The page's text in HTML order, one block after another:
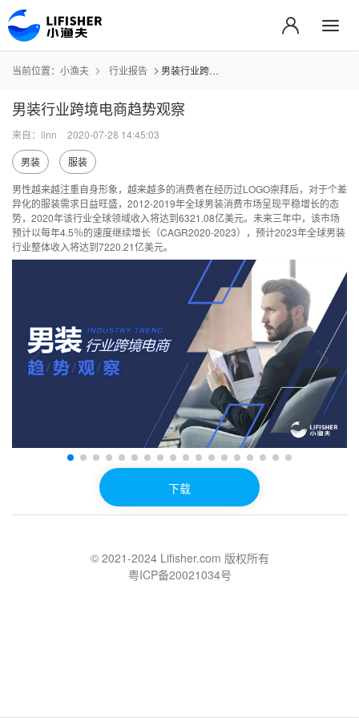
当前位置： 小渔夫 行业报告 男装行业跨境电商趋势观察
男装行业跨境电商趋势观察
来自：linn
2020-07-28 14:45:03
男装
服装
男性越来越注重自身形象，越来越多的消费者在经历过LOGO崇拜后，对于个差
异化的服装需求日益旺盛，2012-2019年全球男装消费市场呈现平稳增长的态
势，2020年该行业全球领域收入将达到6321.08亿美元。未来三年中，该市场
预计以每年4.5％的速度继续增长（CAGR2020-2023），预计2023年全球男装
行业整体收入将达到7220.21亿美元。
下载
© 2021-2024 Lifisher.com 版权所有
粤ICP备20021034号